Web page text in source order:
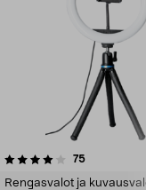
75arvostelut
Rengasvalot ja
4.0 viidestä